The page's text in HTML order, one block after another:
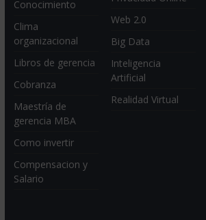
Conocimiento
Clima
organizacional
Libros de gerencia
Cobranza
Maestría de
gerencia MBA
Como invertir
Compensacion y
Salario
Web 2.0
Big Data
Inteligencia
Artificial
Realidad Virtual